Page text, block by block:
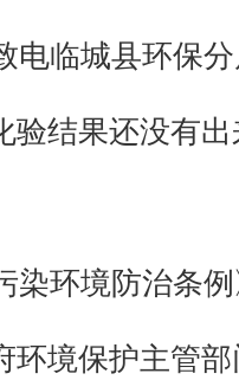
临城县环保
验结果还没有
环境防治条
环境保护主管